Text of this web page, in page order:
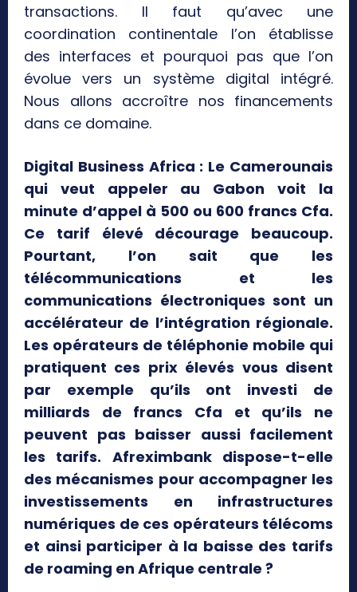
transactions. Il faut qu’avec une
coordination continentale l’on établisse
des interfaces et pourquoi pas que l’on
évolue vers un système digital intégré.
Nous allons accroître nos financements
dans ce domaine.
Digital Business Africa : Le Camerounais
qui veut appeler au Gabon voit la
minute d’appel à 500 ou 600 francs Cfa.
Ce tarif élevé décourage beaucoup.
Pourtant, l’on sait que les
télécommunications et les
communications électroniques sont un
accélérateur de l’intégration régionale.
Les opérateurs de téléphonie mobile qui
pratiquent ces prix élevés vous disent
par exemple qu’ils ont investi de
milliards de francs Cfa et qu’ils ne
peuvent pas baisser aussi facilement
les tarifs. Afreximbank dispose-t-elle
des mécanismes pour accompagner les
investissements en infrastructures
numériques de ces opérateurs télécoms
et ainsi participer à la baisse des tarifs
de roaming en Afrique centrale ?